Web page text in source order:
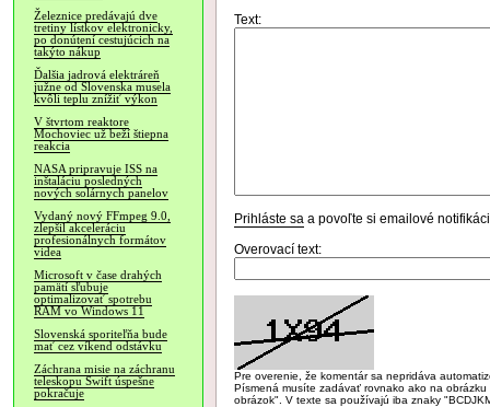
Železnice predávajú dve
tretiny lístkov elektronicky,
po donútení cestujúcich na
takýto nákup
Ďalšia jadrová elektráreň
južne od Slovenska musela
kvôli teplu znížiť výkon
V štvrtom reaktore
Mochoviec už beží štiepna
reakcia
NASA pripravuje ISS na
inštaláciu posledných
nových solárnych panelov
Vydaný nový FFmpeg 9.0,
zlepšil akceleráciu
profesionálnych formátov
videa
Microsoft v čase drahých
pamätí sľubuje
optimalizovať spotrebu
RAM vo Windows 11
Slovenská sporiteľňa bude
mať cez víkend odstávku
Záchrana misie na záchranu
teleskopu Swift úspešne
pokračuje
Text:
Prihláste sa a povoľte si emailové
Overovací text:
Pre overenie, že komentár sa nepridáva
Písmená musíte zadávať rovnako ako na
obrázok". V texte sa používajú iba znaky